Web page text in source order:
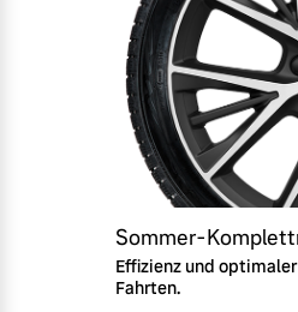
Sommer-
Effizienz und
Fahrten.